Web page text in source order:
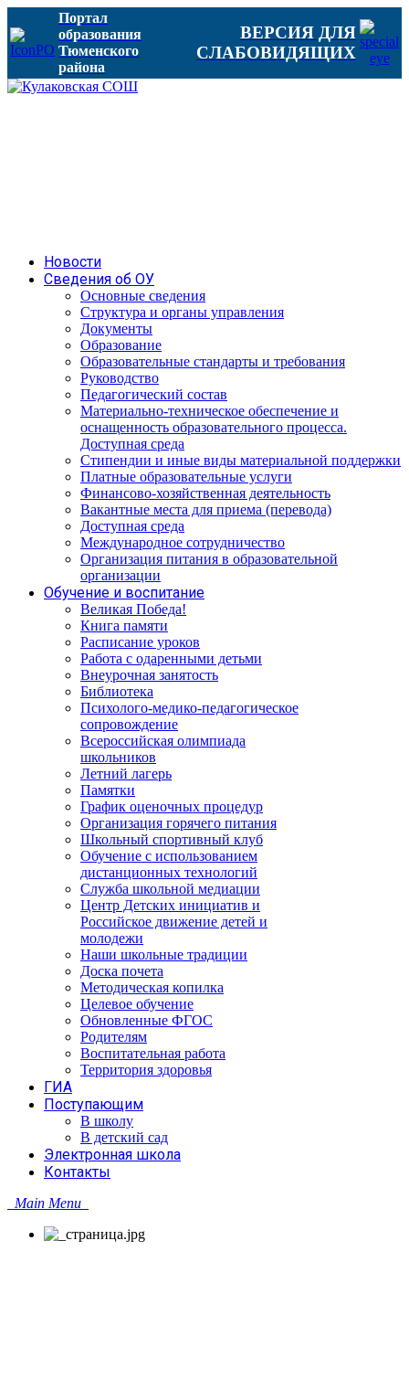
Портал
образования
Тюменского
района
ВЕРСИЯ ДЛЯ
СЛАБОВИДЯЩИХ
Новости
Сведения об ОУ
Основные сведения
Структура и органы управления
Документы
Образование
Образовательные стандарты и требования
Руководство
Педагогический состав
Материально-техническое обеспечение и
оснащенность образовательного процесса.
Доступная среда
Стипендии и иные виды материальной поддержки
Платные образовательные услуги
Финансово-хозяйственная деятельность
Вакантные места для приема (перевода)
Доступная среда
Международное сотрудничество
Организация питания в образовательной
организации
Обучение и воспитание
Великая Победа!
Книга памяти
Расписание уроков
Работа с одаренными детьми
Внеурочная занятость
Библиотека
Психолого-медико-педагогическое
сопровождение
Всероссийская олимпиада
школьников
Летний лагерь
Памятки
График оценочных процедур
Организация горячего питания
Школьный спортивный клуб
Обучение с использованием
дистанционных технологий
Служба школьной медиации
Центр Детских инициатив и
Российское движение детей и
молодежи
Наши школьные традиции
Доска почета
Методическая копилка
Целевое обучение
Обновленные ФГОС
Родителям
Воспитательная работа
Территория здоровья
ГИА
Поступающим
В школу
В детский сад
Электронная школа
Контакты
Main Menu